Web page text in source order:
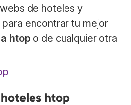
de hoteles y
encontrar tu mejor
htop o de cualquier otra
htop